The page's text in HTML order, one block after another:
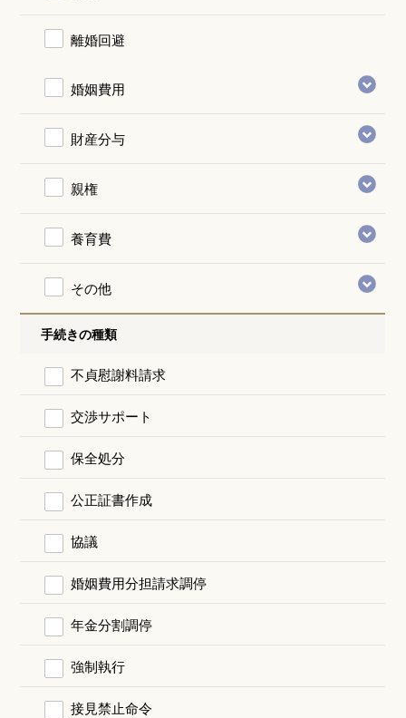
離婚回避
婚姻費用
財産分与
親権
養育費
その他
手続きの種類
不貞慰謝料請求
交渉サポート
保全処分
公正証書作成
協議
婚姻費用分担請求調停
年金分割調停
強制執行
接見禁止命令